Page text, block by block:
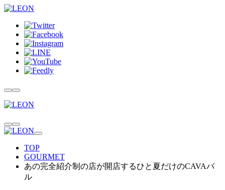
TOP
GOURMET
あの完全紹介制の店が開店するひと夏だけのCAVAバ
ル